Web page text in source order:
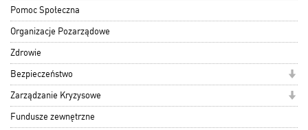
Pomoc Społeczna
Organizacje Pozarządowe
Zdrowie
Bezpieczeństwo
Zarządzanie Kryzysowe
Fundusze zewnętrzne